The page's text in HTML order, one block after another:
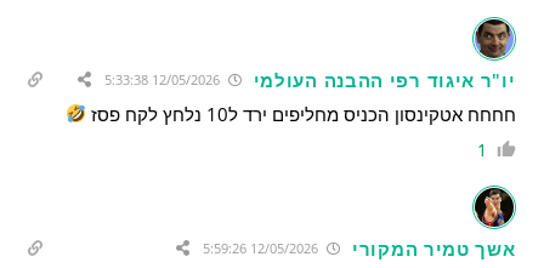
יו"ר איגוד רפי ההבנה העולמי 12/05/2026 5:33:38
חחחח אטקינסון הכניס מחליפים ירד ל10 נלחץ לקח פסז
1
אשך טמיר המקורי